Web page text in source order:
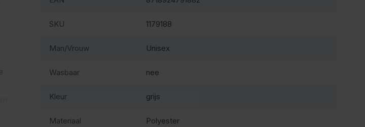
SKU 1179188
Man/Vrouw Unisex
Wasbaar nee
Kleur grijs
Materiaal Polyester